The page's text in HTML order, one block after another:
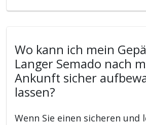
Wo kann ich mein
Langer Semado nach
Ankunft sicher
lassen?
Wenn Sie einen sicheren und